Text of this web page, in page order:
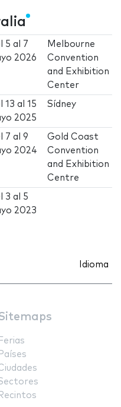
5 al
7
2026
Melbourne
Convention
and Exhibition
Center
13 al15
2025
Sídney
7 al9
2024
Gold Coast
Convention
and Exhibition
Centre
3 al 5
2023
Idioma
Ferias
Países
Recintos